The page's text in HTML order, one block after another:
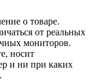
о товаре.
от реальных
мониторов.
носит
и ни при каких